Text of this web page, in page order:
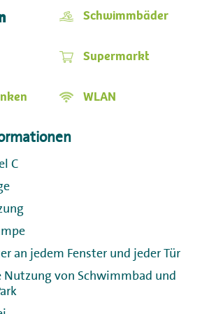
Schwimmbäder
Supermarkt
WLAN
C
an jedem Fenster und jeder Tür
Nutzung von Schwimmbad und